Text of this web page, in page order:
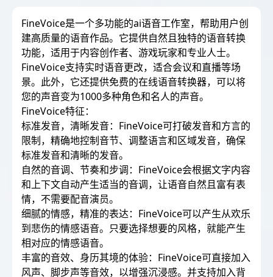
FineVoice是一个多功能的ai语音工作室，帮助用户创
建高质量的语音作品。它提供自然且独特的语音转换
功能，适用于内容创作者、游戏玩家和专业人士。
FineVoice支持实时语音更改，适合会议和直播等场
景。此外，它还提供免费的在线语音转换器，可以将
您的声音变为1000多种角色和名人的声音。
FineVoice特征：
标准发音，清晰发音：FineVoice可打破发音和方言的
限制，精确地控制音节、调整语言和区域发音，确保
标准发音和清晰的发音。
自然的音调、节奏和步调：FineVoice会根据文字内容
和上下文自动产生适当的音调，让语音自然且富有表
情，不需要配音演员。
细腻的情感，精准的表达：FineVoice可以产生从欢乐
到悲伤的情感语音。只要选择想要的风格，就能产生
相对应的情感语音。
丰富的音效、身历其境的体验：FineVoice可直接加入
风声、脚步声等音效，以增强沉浸感。并支持加入背